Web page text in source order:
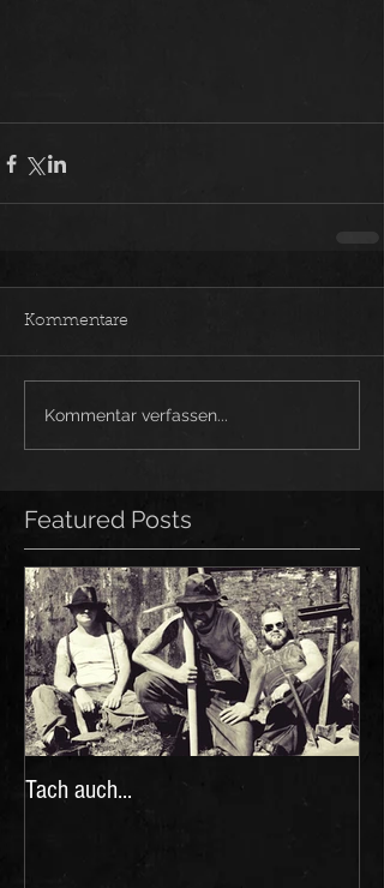
Kommentare
Kommentar verfassen...
Featured Posts
Tach auch...